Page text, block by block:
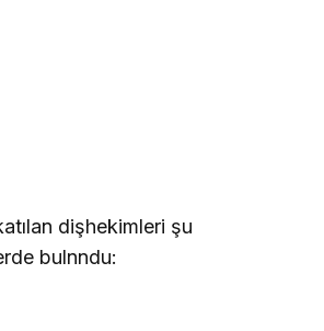
dişhekimleri şu
bulnndu: